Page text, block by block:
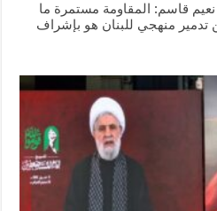
نعيم قاسم: المقاومة مستمرة ما
تدمير منهجي للبنان هو بإشراف